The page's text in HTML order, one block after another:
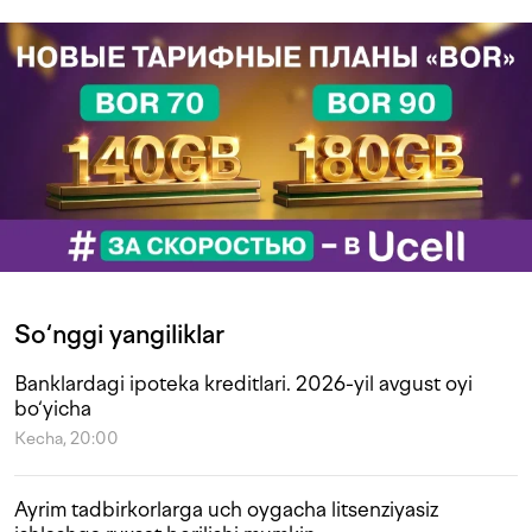
So‘nggi yangiliklar
Banklardagi ipoteka kreditlari. 2026-yil avgust oyi
bo‘yicha
Kecha, 20:00
Ayrim tadbirkorlarga uch oygacha litsenziyasiz